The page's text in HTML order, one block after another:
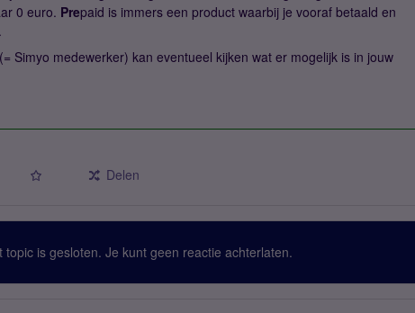
0 euro. Prepaid is immers een product waarbij je vooraf betaald en
Simyo medewerker) kan eventueel kijken wat er mogelijk is in jouw
Delen
topic is gesloten. Je kunt geen reactie achterlaten.